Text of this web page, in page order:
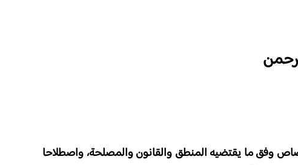
طه عبد الرحمن
وفق ما يقتضيه المنطق والقانون والمصلحة، واصطلاحا